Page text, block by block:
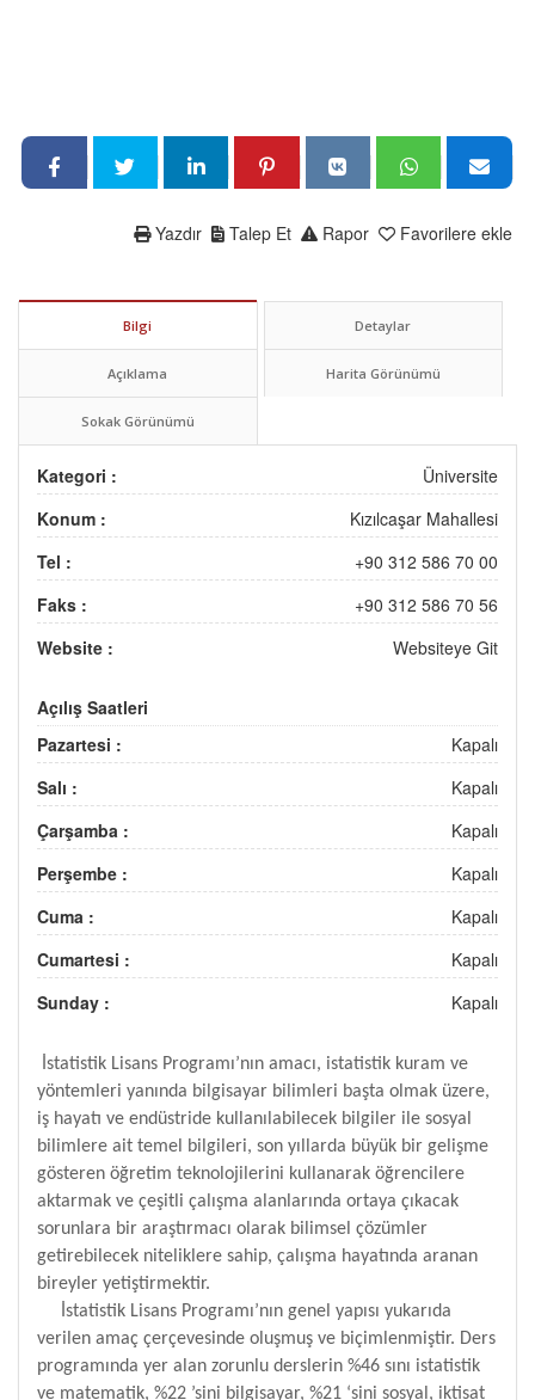
Favorilere ekle
Rapor
Talep Et
Yazdır
Bilgi Detaylar
Açıklama Harita Görünümü
Sokak Görünümü
Kategori :
Üniversite
Konum :
Kızılcaşar Mahallesi
Tel :
+90 312 586 70 00
Faks :
+90 312 586 70 56
Website :
Websiteye Git
Açılış Saatleri
Pazartesi :
Kapalı
Salı :
Kapalı
Çarşamba :
Kapalı
Perşembe :
Kapalı
Cuma :
Kapalı
Cumartesi :
Kapalı
Sunday :
Kapalı
İstatistik Lisans Programı’nın amacı, istatistik kuram ve
yöntemleri yanında bilgisayar bilimleri başta olmak üzere,
iş hayatı ve endüstride kullanılabilecek bilgiler ile sosyal
bilimlere ait temel bilgileri, son yıllarda büyük bir gelişme
gösteren öğretim teknolojilerini kullanarak öğrencilere
aktarmak ve çeşitli çalışma alanlarında ortaya çıkacak
sorunlara bir araştırmacı olarak bilimsel çözümler
getirebilecek niteliklere sahip, çalışma hayatında aranan
bireyler yetiştirmektir.
İstatistik Lisans Programı’nın genel yapısı yukarıda
verilen amaç çerçevesinde oluşmuş ve biçimlenmiştir. Ders
programında yer alan zorunlu derslerin %46 sını istatistik
ve matematik, %22 ’sini bilgisayar, %21 ‘sini sosyal, iktisat